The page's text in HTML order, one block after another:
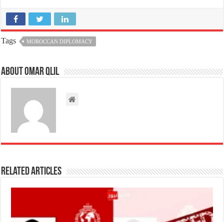
Tags MOROCCAN DIPLOMACY
About omar qlil
Related Articles